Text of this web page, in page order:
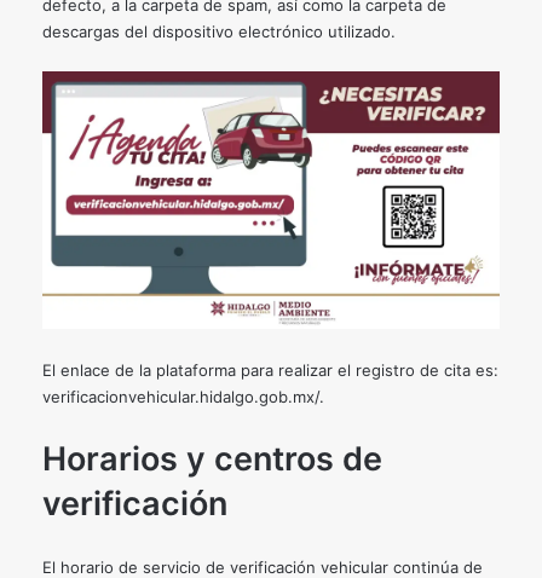
defecto, a la carpeta de spam, así como la carpeta de
descargas del dispositivo electrónico utilizado.
El enlace de la plataforma para realizar el registro de cita es:
verificacionvehicular.hidalgo.gob.mx/.
Horarios y centros de
verificación
El horario de servicio de verificación vehicular continúa de